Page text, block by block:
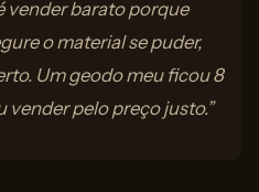
vender barato porque
o material se puder,
Um geodo meu ficou 8
vender pelo preço justo.”